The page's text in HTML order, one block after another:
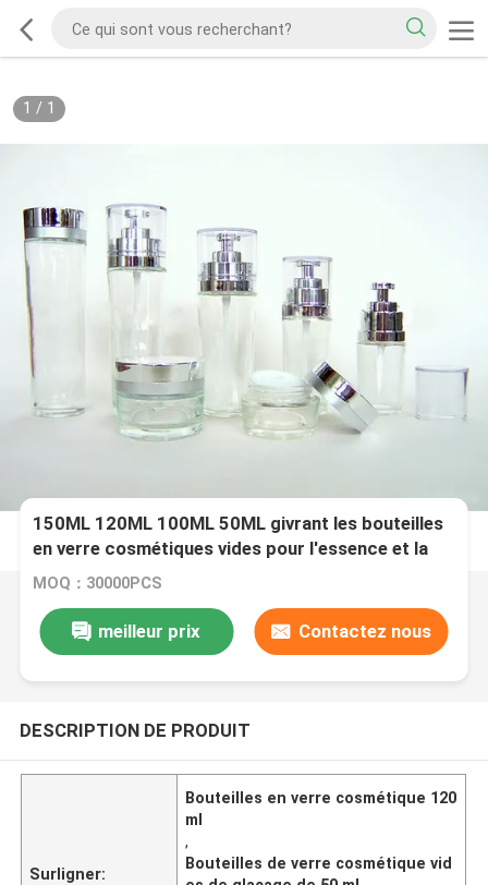
1 / 1
150ML 120ML 100ML 50ML givrant les bouteilles
en verre cosmétiques vides pour l'essence et la
crème de lotion
MOQ：30000PCS
meilleur prix Contactez nous
DESCRIPTION DE PRODUIT
Surligner:
Bouteilles en verre cosmétique 120
ml
,
Bouteilles de verre cosmétique vid